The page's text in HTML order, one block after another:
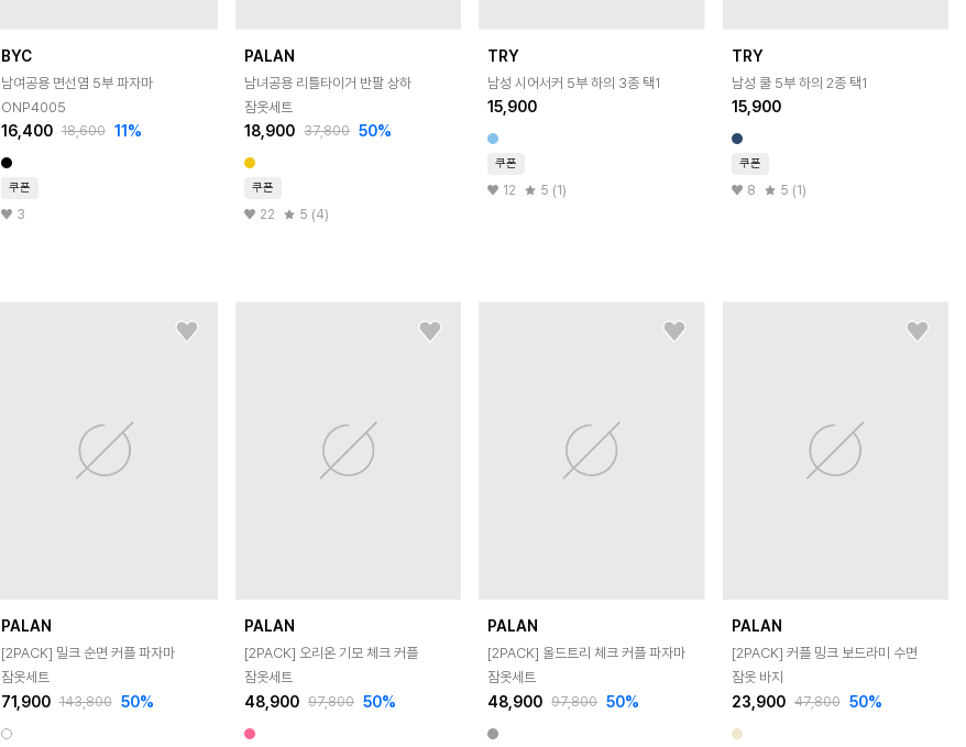
BYC
남여공용 면선염 5부 파자마
ONP4005
16,400 18,600 11 %
쿠폰
3
PALAN
남녀공용 리틀타이거 반팔 상하
잠옷세트
18,900 37,800 50%
쿠폰
22 5 (4)
TRY
남성 시어서커 5부 하의 3종 택1
15,900
쿠폰
12 5 (1)
TRY
남성 쿨 5부 하의 2종 택1
15,900
쿠폰
8 5 (1)
PALAN
[2PACK] 밀크 순면 커플 파자마
잠옷세트
71,900 143,800 50%
PALAN
[2PACK] 오리온 기모 체크 커플
잠옷세트
48,900 97,800 50%
PALAN
[2PACK] 올드트리 체크 커플 파자마
잠옷세트
48,900 97,800 50%
PALAN
[2PACK] 커플 밍크 보드라미 수면
잠옷 바지
23,900 47,800 50%